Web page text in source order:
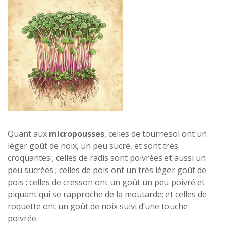
Quant aux micropousses, celles de tournesol ont un
léger goût de noix, un peu sucré, et sont très
croquantes ; celles de radis sont poivrées et aussi un
peu sucrées ; celles de pois ont un très léger goût de
pois ; celles de cresson ont un goût un peu poivré et
piquant qui se rapproche de la moutarde; et celles de
roquette ont un goût de noix suivi d’une touche
poivrée.